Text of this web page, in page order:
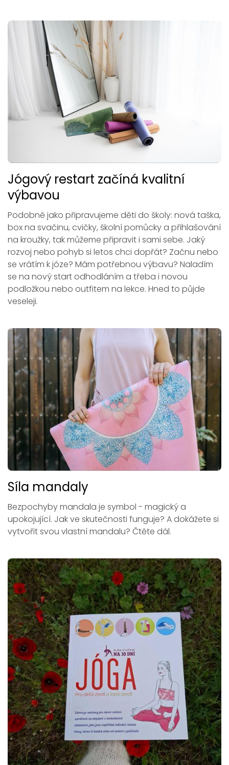
Jógový restart začíná kvalitní
výbavou
Podobně jako připravujeme děti do školy: nová taška,
box na svačinu, cvičky, školní pomůcky a přihlašování
na kroužky, tak můžeme připravit i sami sebe. Jaký
rozvoj nebo pohyb si letos chci dopřát? Začnu nebo
se vrátím k józe? Mám potřebnou výbavu? Naladím
se na nový start odhodláním a třeba i novou
podložkou nebo outfitem na lekce. Hned to půjde
veseleji.
Síla mandaly
Bezpochyby mandala je symbol - magický a
upokojující. Jak ve skutečnosti funguje? A dokážete si
vytvořit svou vlastní mandalu? Čtěte dál.